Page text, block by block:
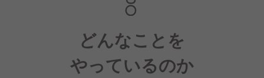
どんなことを
やっているのか